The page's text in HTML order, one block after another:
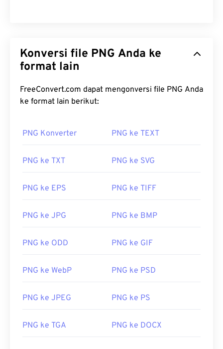
Konversi file PNG Anda ke
format lain
FreeConvert.com dapat mengonversi file PNG Anda
ke format lain berikut:
PNG Konverter PNG ke TEXT
PNG ke TXT PNG ke SVG
PNG ke EPS PNG ke TIFF
PNG ke JPG PNG ke BMP
PNG ke ODD PNG ke GIF
PNG ke WebP PNG ke PSD
PNG ke JPEG PNG ke PS
PNG ke TGA PNG ke DOCX